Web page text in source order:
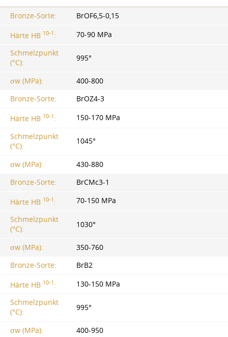
Bronze-Sorte: BrOF6,5-0,15
Härte HB 10-1 : 70-90 MPa
Schmelzpunkt
(°C):
995°
σw (MPa):
400-800
Bronze-Sorte:
BrOZ4-3
Härte HB 10-1 : 150-170 MPa
Schmelzpunkt
(°C):
1045°
σw (MPa):
430-880
Bronze-Sorte:
BrCMc3-1
Härte HB 10-1 : 70-150 MPa
Schmelzpunkt
(°C):
1030°
σw (MPa):
350-760
Bronze-Sorte:
BrB2
Härte HB 10-1 : 130-150 MPa
Schmelzpunkt
(°C):
995°
σw (MPa): 400-950